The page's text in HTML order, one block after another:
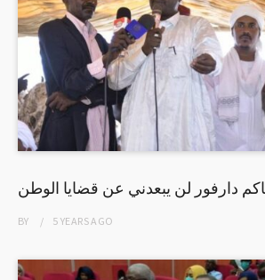
دارفور لن يبعدني عن قضايا الوطن
BY 5 YEARSAGO